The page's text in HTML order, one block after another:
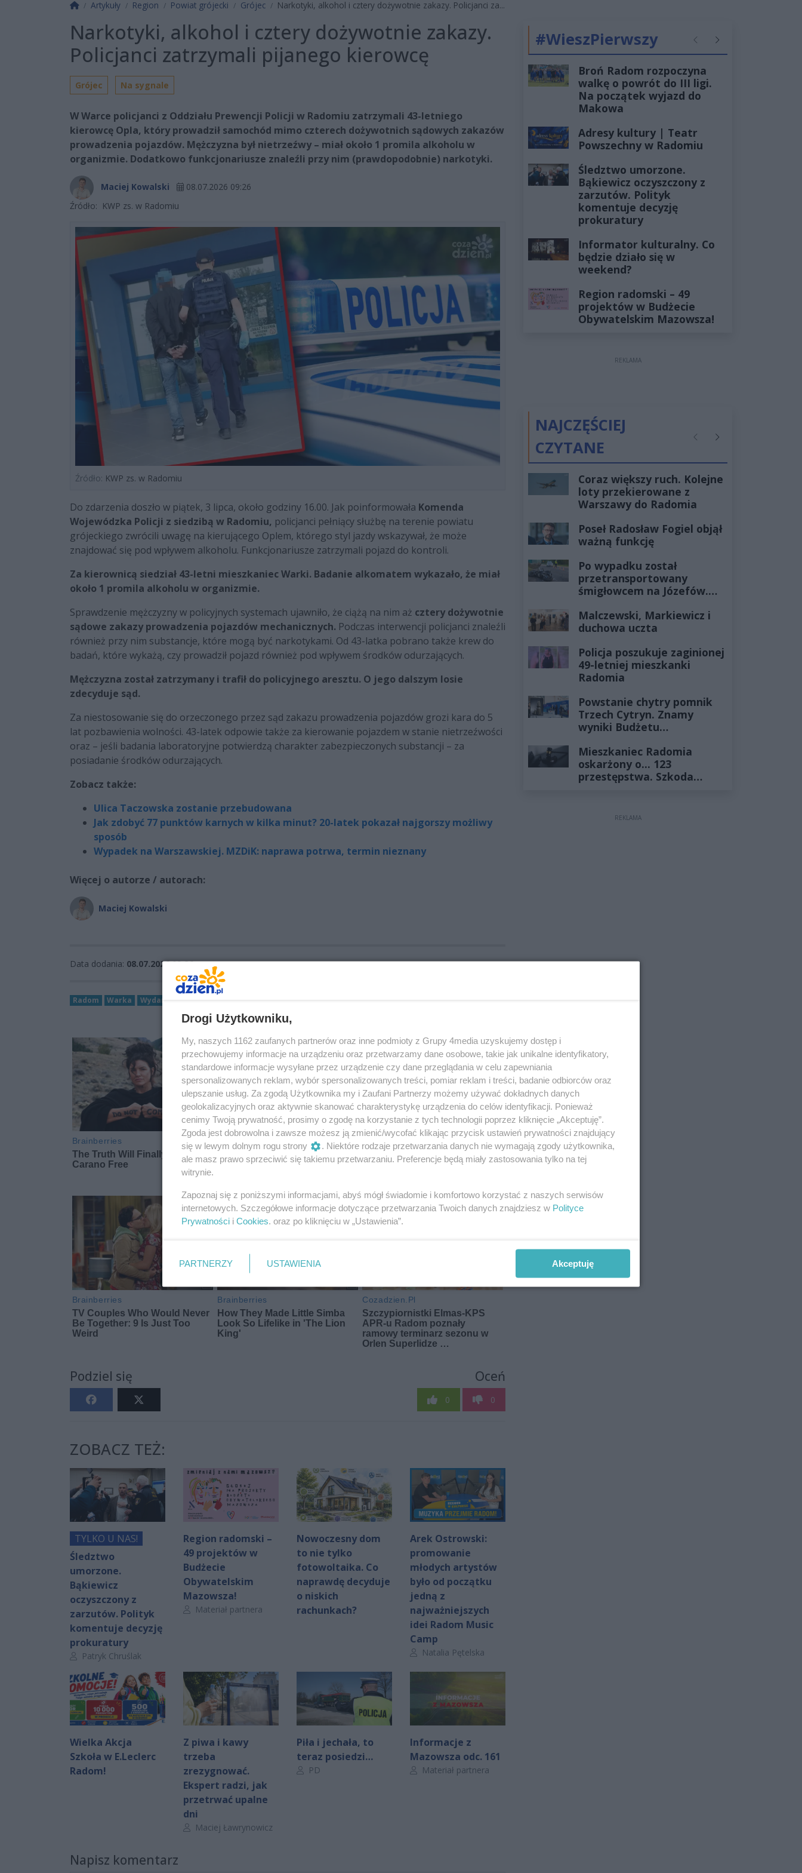
Strona główna
Artykuły Region Powiat grójecki Grójec Narkotyki, alkohol i cztery dożywotnie zakazy. Policjanci za...
Narkotyki, alkohol i cztery dożywotnie zakazy.
Policjanci zatrzymali pijanego kierowcę
Grójec Na sygnale
W Warce policjanci z Oddziału Prewencji Policji w Radomiu zatrzymali 43-letniego
kierowcę Opla, który prowadził samochód mimo czterech dożywotnich sądowych zakazów
prowadzenia pojazdów. Mężczyzna był nietrzeźwy – miał około 1 promila alkoholu w
organizmie. Dodatkowo funkcjonariusze znaleźli przy nim (prawdopodobnie) narkotyki.
Maciej Kowalski
08.07.2026 09:26
Źródło: KWP zs. w Radomiu
Źródło: KWP zs. w Radomiu
Do zdarzenia doszło w piątek, 3 lipca, około godziny 16.00. Jak poinformowała Komenda
Wojewódzka Policji z siedzibą w Radomiu, policjanci pełniący służbę na terenie powiatu
grójeckiego zwrócili uwagę na kierującego Oplem, którego styl jazdy wskazywał, że może
znajdować się pod wpływem alkoholu. Funkcjonariusze zatrzymali pojazd do kontroli.
Za kierownicą siedział 43-letni mieszkaniec Warki. Badanie alkomatem wykazało, że miał
około 1 promila alkoholu w organizmie.
Sprawdzenie mężczyzny w policyjnych systemach ujawniło, że ciążą na nim aż cztery dożywotnie
sądowe zakazy prowadzenia pojazdów mechanicznych. Podczas interwencji policjanci znaleźli
również przy nim substancje, które mogą być narkotykami. Od 43-latka pobrano także krew do
badań, które wykażą, czy prowadził pojazd również pod wpływem środków odurzających.
Mężczyzna został zatrzymany i trafił do policyjnego aresztu. O jego dalszym losie
zdecyduje sąd.
Za niestosowanie się do orzeczonego przez sąd zakazu prowadzenia pojazdów grozi kara do 5
lat pozbawienia wolności. 43-latek odpowie także za kierowanie pojazdem w stanie nietrzeźwości
oraz – jeśli badania laboratoryjne potwierdzą charakter zabezpieczonych substancji – za
posiadanie środków odurzających.
Zobacz także:
Ulica Taczowska zostanie przebudowana
Jak zdobyć 77 punktów karnych w kilka minut? 20-latek pokazał najgorszy możliwy
sposób
Wypadek na Warszawskiej. MZDiK: naprawa potrwa, termin nieznany
Więcej o autorze / autorach:
Maciej Kowalski
Data dodania: 08.07.2026 09:26
Radom Warka Wydarzenia
Podziel się Oceń
0 0
ZOBACZ TEŻ:
TYLKO U NAS!
Śledztwo
umorzone.
Bąkiewicz
oczyszczony z
zarzutów. Polityk
komentuje decyzję
prokuratury
Autor artykułu:
Patryk Chruślak
Region radomski –
49 projektów w
Budżecie
Obywatelskim
Mazowsza!
Autor artykułu:
Materiał partnera
Nowoczesny dom
to nie tylko
fotowoltaika. Co
naprawdę decyduje
o niskich
rachunkach?
Arek Ostrowski:
promowanie
młodych artystów
było od początku
jedną z
najważniejszych
idei Radom Music
Camp
Autor artykułu:
Natalia Pętelska
Wielka Akcja
Szkoła w E.Leclerc
Radom!
Z piwa i kawy
trzeba
zrezygnować.
Ekspert radzi, jak
przetrwać upalne
dni
Autor artykułu:
Maciej Ławrynowicz
Piła i jechała, to
teraz posiedzi…
Autor artykułu:
PD
Informacje z
Mazowsza odc. 161
Autor artykułu:
Materiał partnera
Napisz komentarz
#WieszPierwszy PoprzednieNastępne
Broń Radom rozpoczyna
walkę o powrót do III ligi.
Na początek wyjazd do
Makowa
Adresy kultury | Teatr
Powszechny w Radomiu
Śledztwo umorzone.
Bąkiewicz oczyszczony z
zarzutów. Polityk
komentuje decyzję
prokuratury
Informator kulturalny. Co
będzie działo się w
weekend?
Region radomski – 49
projektów w Budżecie
Obywatelskim Mazowsza!
REKLAMA
NAJCZĘŚCIEJ
CZYTANE
PoprzednieNastępne
Coraz większy ruch. Kolejne
loty przekierowane z
Warszawy do Radomia
Poseł Radosław Fogiel objął
ważną funkcję
Po wypadku został
przetransportowany
śmigłowcem na Józefów.
żyłach
Malczewski, Markiewicz i
duchowa uczta
Policja poszukuje zaginionej
49-letniej mieszkanki
Radomia
Powstanie chytry pomnik
Trzech Cytryn. Znamy
wyniki Budżetu
Mieszkaniec Radomia
oskarżony o... 123
przestępstwa. Szkoda
REKLAMA
Drogi Użytkowniku,
My, naszych 1162 zaufanych partnerów oraz inne podmioty z Grupy 4media uzyskujemy dostęp i
przechowujemy informacje na urządzeniu oraz przetwarzamy dane osobowe, takie jak unikalne identyfikatory,
standardowe informacje wysyłane przez urządzenie czy dane przeglądania w celu zapewniania
spersonalizowanych reklam, wybór spersonalizowanych treści, pomiar reklam i treści, badanie odbiorców oraz
ulepszanie usług. Za zgodą Użytkownika my i Zaufani Partnerzy możemy używać dokładnych danych
geolokalizacyjnych oraz aktywnie skanować charakterystykę urządzenia do celów identyfikacji. Ponieważ
cenimy Twoją prywatność, prosimy o zgodę na korzystanie z tych technologii poprzez kliknięcie „Akceptuję”.
Zgoda jest dobrowolna i zawsze możesz ją zmienić/wycofać klikając przycisk ustawień prywatności znajdujący
się w lewym dolnym rogu strony
. Niektóre rodzaje przetwarzania danych nie wymagają zgody użytkownika,
ale masz prawo sprzeciwić się takiemu przetwarzaniu. Preferencje będą miały zastosowania tylko na tej
witrynie.
Zapoznaj się z poniższymi informacjami, abyś mógł świadomie i komfortowo korzystać z naszych serwisów
internetowych. Szczegółowe informacje dotyczące przetwarzania Twoich danych znajdziesz w Polityce
Prywatności i Cookies. oraz po kliknięciu w „Ustawienia”.
PARTNERZY USTAWIENIA Akceptuję